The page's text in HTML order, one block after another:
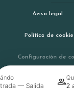
— Salida 2
Aviso legal
Política de
Configuración de